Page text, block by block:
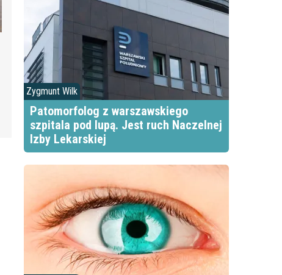
Zygmunt Wilk
Patomorfolog z warszawskiego
szpitala pod lupą. Jest ruch Naczelnej
Izby Lekarskiej